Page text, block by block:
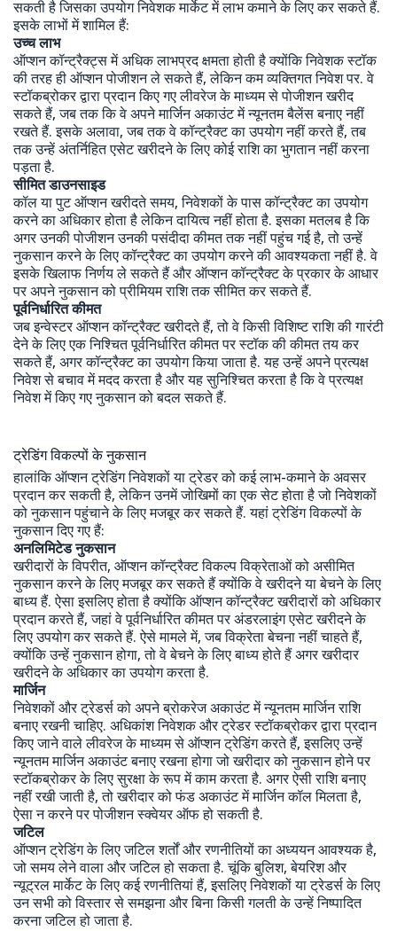
सकती है जिसका उपयोग निवेशक मार्केट में लाभ कमाने के लिए कर सकते हैं.
इसके लाभों में शामिल हैं:
उच्च लाभ
ऑप्शन कॉन्ट्रैक्ट्स में अधिक लाभप्रद क्षमता होती है क्योंकि निवेशक स्टॉक
की तरह ही ऑप्शन पोजीशन ले सकते हैं, लेकिन कम व्यक्तिगत निवेश पर. वे
स्टॉकब्रोकर द्वारा प्रदान किए गए लीवरेज के माध्यम से पोजीशन खरीद
सकते हैं, जब तक कि वे अपने मार्जिन अकाउंट में न्यूनतम बैलेंस बनाए नहीं
रखते हैं. इसके अलावा, जब तक वे कॉन्ट्रैक्ट का उपयोग नहीं करते हैं, तब
तक उन्हें अंतर्निहित एसेट खरीदने के लिए कोई राशि का भुगतान नहीं करना
पड़ता है.
सीमित डाउनसाइड
कॉल या पुट ऑप्शन खरीदते समय, निवेशकों के पास कॉन्ट्रैक्ट का उपयोग
करने का अधिकार होता है लेकिन दायित्व नहीं होता है. इसका मतलब है कि
अगर उनकी पोजीशन उनकी पसंदीदा कीमत तक नहीं पहुंच गई है, तो उन्हें
नुकसान करने के लिए कॉन्ट्रैक्ट का उपयोग करने की आवश्यकता नहीं है. वे
इसके खिलाफ निर्णय ले सकते हैं और ऑप्शन कॉन्ट्रैक्ट के प्रकार के आधार
पर अपने नुकसान को प्रीमियम राशि तक सीमित कर सकते हैं.
पूर्वनिर्धारित कीमत
जब इन्वेस्टर ऑप्शन कॉन्ट्रैक्ट खरीदते हैं, तो वे किसी विशिष्ट राशि की गारंटी
देने के लिए एक निश्चित पूर्वनिर्धारित कीमत पर स्टॉक की कीमत तय कर
सकते हैं, अगर कॉन्ट्रैक्ट का उपयोग किया जाता है. यह उन्हें अपने प्रत्यक्ष
निवेश से बचाव में मदद करता है और यह सुनिश्चित करता है कि वे प्रत्यक्ष
निवेश में किए गए नुकसान को बदल सकते हैं.
ट्रेडिंग विकल्पों के नुकसान
हालांकि ऑप्शन ट्रेडिंग निवेशकों या ट्रेडर को कई लाभ-कमाने के अवसर
प्रदान कर सकती है, लेकिन उनमें जोखिमों का एक सेट होता है जो निवेशकों
को नुकसान पहुंचाने के लिए मजबूर कर सकते हैं. यहां ट्रेडिंग विकल्पों के
नुकसान दिए गए हैं:
अनलिमिटेड नुकसान
खरीदारों के विपरीत, ऑप्शन कॉन्ट्रैक्ट विकल्प विक्रेताओं को असीमित
नुकसान करने के लिए मजबूर कर सकते हैं क्योंकि वे खरीदने या बेचने के लिए
बाध्य हैं. ऐसा इसलिए होता है क्योंकि ऑप्शन कॉन्ट्रैक्ट खरीदारों को अधिकार
प्रदान करते हैं, जहां वे पूर्वनिर्धारित कीमत पर अंडरलाइंग एसेट खरीदने के
लिए उपयोग कर सकते हैं. ऐसे मामले में, जब विक्रेता बेचना नहीं चाहते हैं,
क्योंकि उन्हें नुकसान होगा, तो वे बेचने के लिए बाध्य होते हैं अगर खरीदार
खरीदने के अधिकार का उपयोग करता है.
मार्जिन
निवेशकों और ट्रेडर्स को अपने ब्रोकरेज अकाउंट में न्यूनतम मार्जिन राशि
बनाए रखनी चाहिए. अधिकांश निवेशक और ट्रेडर स्टॉकब्रोकर द्वारा प्रदान
किए जाने वाले लीवरेज के माध्यम से ऑप्शन ट्रेडिंग करते हैं, इसलिए उन्हें
न्यूनतम मार्जिन अकाउंट बनाए रखना होगा जो खरीदार को नुकसान होने पर
स्टॉकब्रोकर के लिए सुरक्षा के रूप में काम करता है. अगर ऐसी राशि बनाए
नहीं रखी जाती है, तो खरीदार को फंड अकाउंट में मार्जिन कॉल मिलता है,
ऐसा न करने पर पोजीशन स्क्वेयर ऑफ हो सकती है.
जटिल
ऑप्शन ट्रेडिंग के लिए जटिल शर्तों और रणनीतियों का अध्ययन आवश्यक है,
जो समय लेने वाला और जटिल हो सकता है. चूंकि बुलिश, बेयरिश और
न्यूट्रल मार्केट के लिए कई रणनीतियां हैं, इसलिए निवेशकों या ट्रेडर्स के लिए
उन सभी को विस्तार से समझना और बिना किसी गलती के उन्हें निष्पादित
करना जटिल हो जाता है.